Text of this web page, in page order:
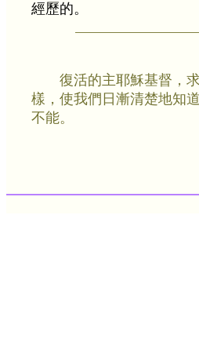
經歷的。
復活的主耶穌基督，
樣，使我們日漸清楚地知
不能。